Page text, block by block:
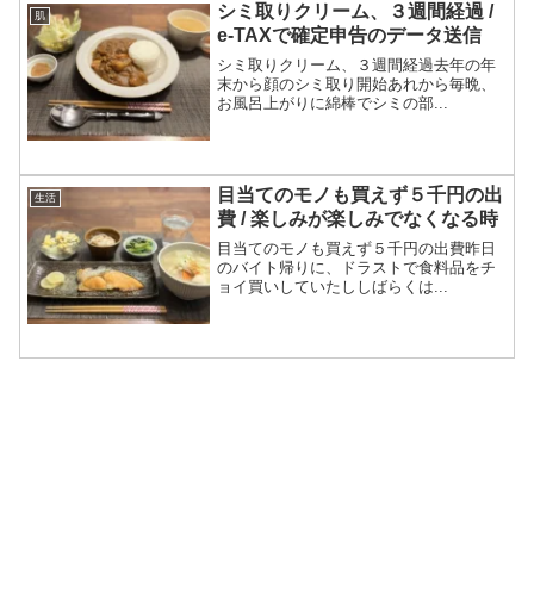
肌
シミ取りクリーム、３週間経過 /
e-TAXで確定申告のデータ送信
シミ取りクリーム、３週間経過去年の年
末から顔のシミ取り開始あれから毎晩、
お風呂上がりに綿棒でシミの部...
生活
目当てのモノも買えず５千円の出
費 / 楽しみが楽しみでなくなる時
目当てのモノも買えず５千円の出費昨日
のバイト帰りに、ドラストで食料品をチ
ョイ買いしていたししばらくは...